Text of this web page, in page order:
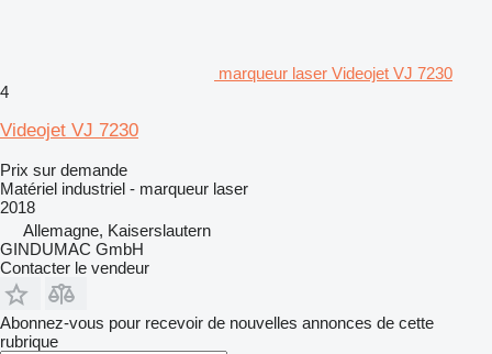
marqueur laser Videojet VJ 7230
4
Videojet VJ 7230
Prix sur demande
Matériel industriel - marqueur laser
2018
Allemagne, Kaiserslautern
GINDUMAC GmbH
Contacter le vendeur
Abonnez-vous pour recevoir de nouvelles annonces de cette
rubrique